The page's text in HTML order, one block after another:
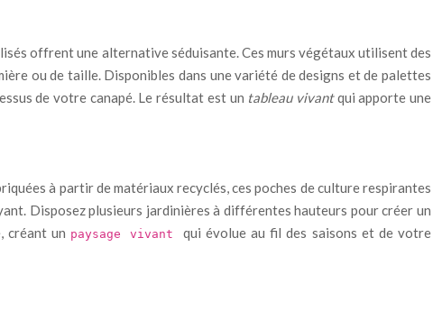
offrent une alternative séduisante. Ces murs végétaux utilisent des
ou de taille. Disponibles dans une variété de designs et de palettes
de votre canapé. Le résultat est un tableau vivantqui apporte une
à partir de matériaux recyclés, ces poches de culture respirantes
Disposez plusieurs jardinières à différentes hauteurs pour créer un
créant un paysage vivant qui évolue au fil des saisons et de votre